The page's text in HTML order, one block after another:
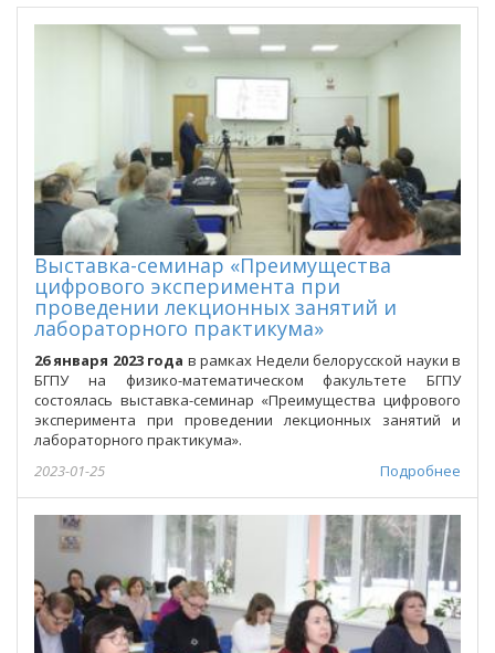
Выставка-семинар «Преимущества
цифрового эксперимента при
проведении лекционных занятий и
лабораторного практикума»
26 января 2023 года в рамках Недели белорусской науки в
БГПУ на физико-математическом факультете БГПУ
состоялась выставка-семинар «Преимущества цифрового
эксперимента при проведении лекционных занятий и
лабораторного практикума».
Подробнее
2023-01-25